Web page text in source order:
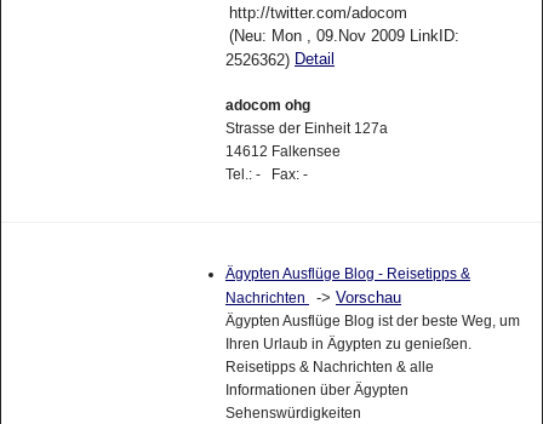
http://twitter.com/adocom
(Neu: Mon , 09.Nov 2009 LinkID:
2526362) Detail
adocom ohg
Strasse der Einheit 127a
14612 Falkensee
Tel.: - Fax: -
Ägypten Ausflüge Blog - Reisetipps &
Nachrichten
-> Vorschau
Ägypten Ausflüge Blog ist der beste Weg, um
Ihren Urlaub in Ägypten zu genießen.
Reisetipps & Nachrichten & alle
Informationen über Ägypten
Sehenswürdigkeiten